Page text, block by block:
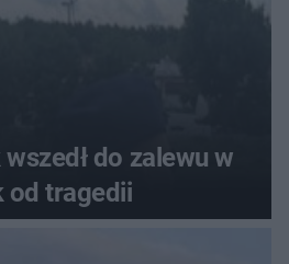
do zalewu w
od tragedii